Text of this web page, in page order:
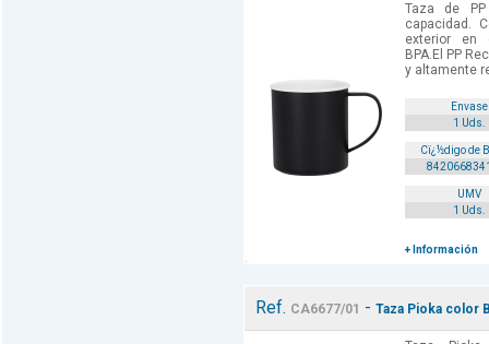
Taza de
capacidad.
exterior en
BPA.El PP
y altamente
Envase
1 Uds.
Cï¿½digo de
UMV
1 Uds.
+ Información
Ref. CA6677/01 - Taza Pioka color